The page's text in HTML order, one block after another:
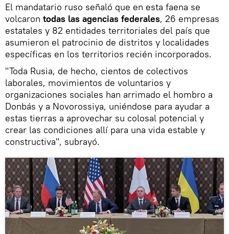
El mandatario ruso señaló que en esta faena se
volcaron todas las agencias federales, 26 empresas
estatales y 82 entidades territoriales del país que
asumieron el patrocinio de distritos y localidades
específicas en los territorios recién incorporados.
"Toda Rusia, de hecho, cientos de colectivos
laborales, movimientos de voluntarios y
organizaciones sociales han arrimado el hombro a
Donbás y a Novorossiya, uniéndose para ayudar a
estas tierras a aprovechar su colosal potencial y
crear las condiciones allí para una vida estable y
constructiva", subrayó.